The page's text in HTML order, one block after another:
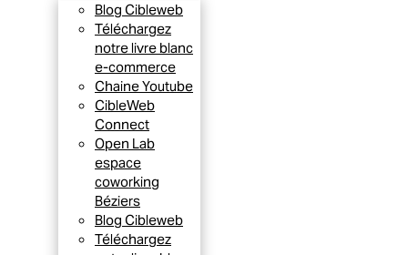
Blog Cibleweb
Téléchargez
notre livre blanc
e-commerce
Chaine Youtube
CibleWeb
Connect
Open Lab
espace
coworking
Béziers
Blog Cibleweb
Téléchargez